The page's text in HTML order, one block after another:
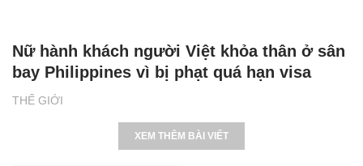
THẾ GIỚI
Nữ hành khách người Việt khỏa thân ở sân
bay Philippines vì bị phạt quá hạn visa
XEM THÊM BÀI VIẾT